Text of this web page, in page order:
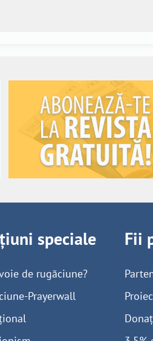
speciale
de rugăciune?
Prayerwall
Fii